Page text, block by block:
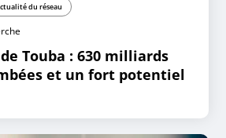
du réseau
Touba : 630 milliards
et un fort potentiel